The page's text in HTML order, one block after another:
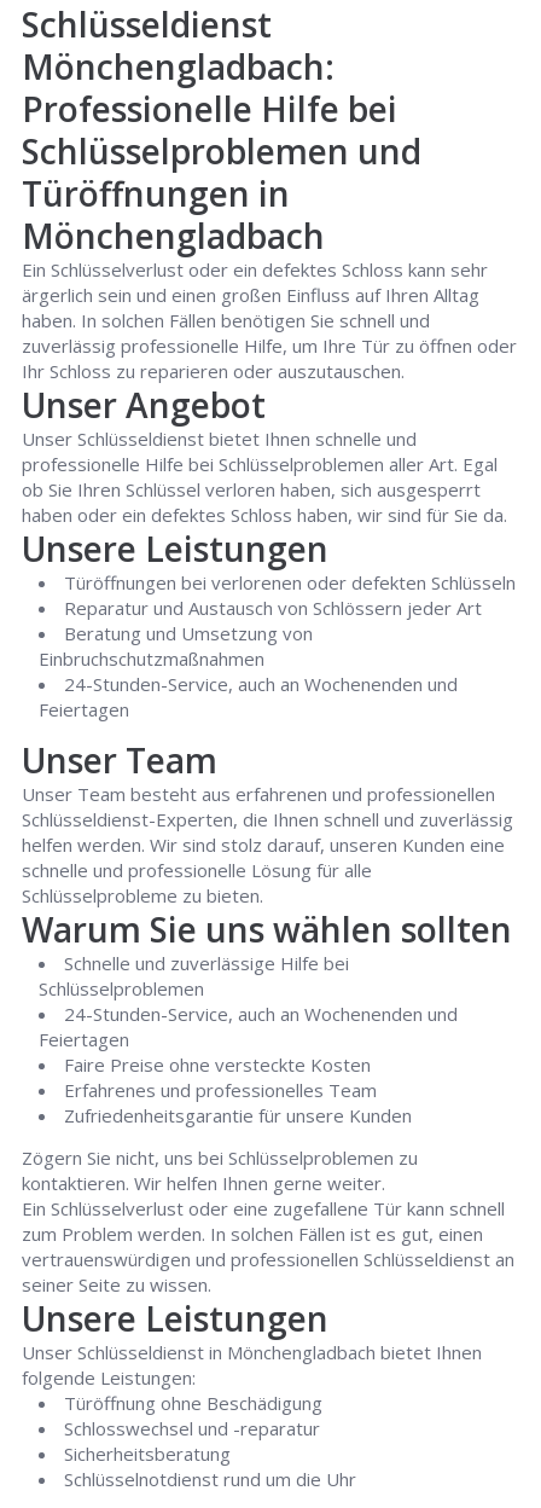
Schlüsseldienst
Mönchengladbach:
Professionelle Hilfe bei
Schlüsselproblemen und
Türöffnungen in
Mönchengladbach
Ein Schlüsselverlust oder ein defektes Schloss kann sehr
ärgerlich sein und einen großen Einfluss auf Ihren Alltag
haben. In solchen Fällen benötigen Sie schnell und
zuverlässig professionelle Hilfe, um Ihre Tür zu öffnen oder
Ihr Schloss zu reparieren oder auszutauschen.
Unser Angebot
Unser Schlüsseldienst bietet Ihnen schnelle und
professionelle Hilfe bei Schlüsselproblemen aller Art. Egal
ob Sie Ihren Schlüssel verloren haben, sich ausgesperrt
haben oder ein defektes Schloss haben, wir sind für Sie da.
Unsere Leistungen
Türöffnungen bei verlorenen oder defekten Schlüsseln
Reparatur und Austausch von Schlössern jeder Art
Beratung und Umsetzung von
Einbruchschutzmaßnahmen
24-Stunden-Service, auch an Wochenenden und
Feiertagen
Unser Team
Unser Team besteht aus erfahrenen und professionellen
Schlüsseldienst-Experten, die Ihnen schnell und zuverlässig
helfen werden. Wir sind stolz darauf, unseren Kunden eine
schnelle und professionelle Lösung für alle
Schlüsselprobleme zu bieten.
Warum Sie uns wählen sollten
Schnelle und zuverlässige Hilfe bei
Schlüsselproblemen
24-Stunden-Service, auch an Wochenenden und
Feiertagen
Faire Preise ohne versteckte Kosten
Erfahrenes und professionelles Team
Zufriedenheitsgarantie für unsere Kunden
Zögern Sie nicht, uns bei Schlüsselproblemen zu
kontaktieren. Wir helfen Ihnen gerne weiter.
Ein Schlüsselverlust oder eine zugefallene Tür kann schnell
zum Problem werden. In solchen Fällen ist es gut, einen
vertrauenswürdigen und professionellen Schlüsseldienst an
seiner Seite zu wissen.
Unsere Leistungen
Unser Schlüsseldienst in Mönchengladbach bietet Ihnen
folgende Leistungen:
Türöffnung ohne Beschädigung
Schlosswechsel und -reparatur
Sicherheitsberatung
Schlüsselnotdienst rund um die Uhr